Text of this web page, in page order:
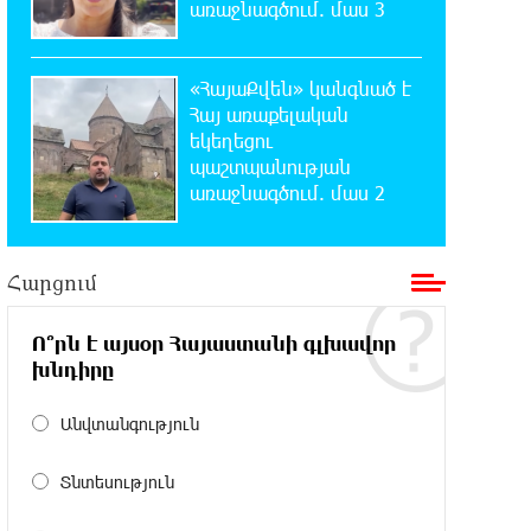
Փրկարարները հայտանաբերել են
մոլորված զբոսաշրջիկներին
20:39:24 7-08-2026
ԼՀԿ-ն պահանջում է դադարեցնել
Գարեգին Բ-ի և եպիսկոպոսների
20:30:30 7-08-2026
Սարյան փողոցի բնակարաններից
մեկում պայթյունի հետևանքով 55-
ամյա տղամարդը այրվածքներով տեղափոխվել է
Սլովակիայի արևելքում
առաջնագծում. մաս 3
«ՀայաՔվեն» կանգնած է
Հայ առաքելական
եկեղեցու
պաշտպանության
առաջնագծում. մաս 2
Հարցում
Ո՞րն է այսօր Հայաստանի գլխավոր
խնդիրը
Անվտանգություն
Տնտեսություն